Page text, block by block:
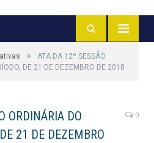
»
ATA DA 12º SESSÃO
DE 21 DE DEZEMBRO DE 2018
ORDINÁRIA DO
21 DE DEZEMBRO
0